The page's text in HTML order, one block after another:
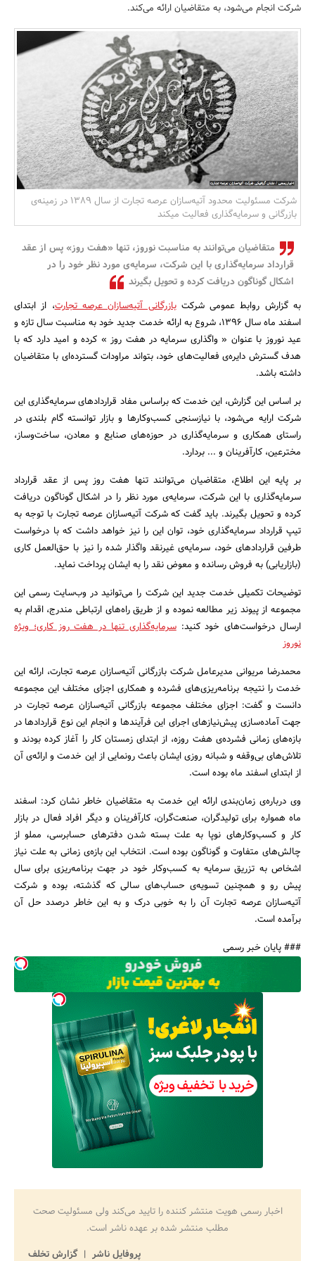
مسکن و ساختمان
جستجو
شرکت انجام می‌شود، به متقاضیان ارائه می‌کند.
شرکت مسئولیت محدود آتیه‌سازان عرصه تجارت از سال ۱۳۸۹ در زمینه‌ی
بازرگانی و سرمایه‌گذاری فعالیت میکند
متقاضیان می‌توانند به مناسبت نوروز، تنها «هفت روز» پس از عقد
قرارداد سرمایه‌گذاری با این شرکت، سرمایه‌ی مورد نظر خود را در
اشکال گوناگون دریافت کرده و تحویل بگیرند
به گزارش روابط‌ عمومی شرکتبازرگانی آتیه‌سازان عرصه تجارت، از ابتدای
اسفند ماه سال ۱۳۹۶، شروع به ارائه خدمت جدید خود به مناسبت سال تازه و
عید نوروز با عنوان « واگذاری سرمایه در هفت روز » کرده و امید دارد که با
هدف گسترش دایره‌ی فعالیت‌های خود، بتواند مراودات گسترده‌ای با متقاضیان
داشته باشد.
بر اساس این گزارش، این خدمت که براساس مفاد قراردادهای سرمایه‌گذاری این
شرکت ارایه می‌شود، با نیازسنجی کسب‌وکارها و بازار توانسته گام بلندی در
راستای همکاری و سرمایه‌گذاری در حوزه‌های صنایع و معادن، ساخت‌وساز،
مخترعین، کارآفرینان و ... بردارد.
بر پایه این اطلاع، متقاضیان می‌توانند تنها هفت روز پس از عقد قرارداد
سرمایه‌گذاری با این شرکت، سرمایه‌ی مورد نظر را در اشکال گوناگون دریافت
کرده و تحویل بگیرند. باید گفت که شرکت آتیه‌سازان عرصه تجارت با توجه به
تیپ قرارداد سرمایه‌گذاری خود، توان این را نیز خواهد داشت که با درخواست
طرفین قراردادهای خود، سرمایه‌ی غیرنقد واگذار شده را نیز با حق‌العمل کاری
(بازاریابی) به فروش رسانده و معوض نقد را به ایشان پرداخت نماید.
توضیحات تکمیلی خدمت جدید این شرکت را می‌توانید در وب‌سایت رسمی این
مجموعه از پیوند زیر مطالعه نموده و از طریق راه‌های ارتباطی مندرج، اقدام به
ارسال درخواست‌های خود کنید:سرمایه‌گذاری تنها در هفت روز کاری؛ ویژه
نوروز
محمدرضا مریوانی مدیرعامل شرکت بازرگانی آتیه‌سازان عرصه تجارت، ارائه این
خدمت را نتیجه برنامه‌ریزی‌های فشرده و همکاری اجزای مختلف این مجموعه
دانست و گفت: اجزای مختلف مجموعه بازرگانی آتیه‌سازان عرصه تجارت در
جهت آماده‌سازی پیش‌نیازهای اجرای این فرآیندها و انجام این نوع قراردادها در
بازه‌های زمانی فشرده‌ی هفت روزه، از ابتدای زمستان کار را آغاز کرده بودند و
تلاش‌های بی‌وقفه و شبانه روزی ایشان باعث رونمایی از این خدمت و ارائه‌ی آن
از ابتدای اسفند ماه بوده است.
وی درباره‌ی زمان‌بندی ارائه این خدمت به متقاضیان خاطر نشان کرد: اسفند
ماه همواره برای تولیدگران، صنعت‌گران، کارآفرینان و دیگر افراد فعال در بازار
کار و کسب‌وکارهای نوپا به علت بسته شدن دفترهای حسابرسی، مملو از
چالش‌های متفاوت و گوناگون بوده است. انتخاب این بازه‌ی زمانی به علت نیاز
اشخاص به تزریق سرمایه به کسب‌وکار خود در جهت برنامه‌ریزی برای سال
پیش رو و همچنین تسویه‌ی حساب‌های سالی که گذشته، بوده و شرکت
آتیه‌سازان عرصه تجارت آن را به خوبی درک و به این خاطر درصدد حل آن
برآمده است.
### پایان خبر رسمی
اخبار رسمی هویت منتشر کننده را تایید می‌کند ولی مسئولیت صحت
مطلب منتشر شده بر عهده ناشر است.
پروفایل ناشر
گزارش تخلف